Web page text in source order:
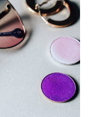
130 mm
140 mm
19 mm
Áno